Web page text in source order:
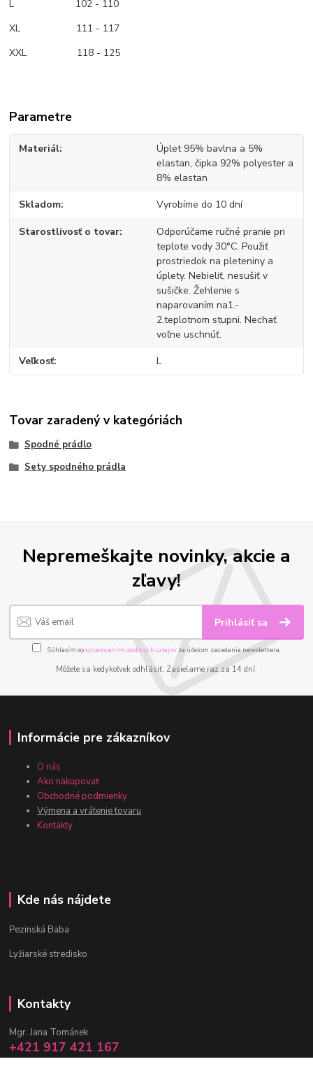
L 102 - 110
XL 111 - 117
XXL 118 - 125
Parametre
Materiál
Úplet 95% bavlna a 5%
elastan, čipka 92% polyester a
8% elastan
Skladom Vyrobíme do 10 dní
Starostlivosť o tovar
Odporúčame ručné pranie pri
teplote vody 30°C. Použiť
prostriedok na pleteniny a
úplety. Nebieliť, nesušiť v
sušičke. Žehlenie s
naparovaním na1.-
2.teplotnom stupni. Nechať
voľne uschnúť.
Veľkosť L
Tovar zaradený v kategóriách
Spodné prádlo
Sety spodného prádla
Nepremeškajte novinky, akcie a
zľavy!
Prihlásiť sa
Súhlasím sospracovaním osobných údajov za účelom zasielania newslettera.
Môžete sa kedykoľvek odhlásiť. Zasielame raz za 14 dní.
Informácie pre zákazníkov
O nás
Ako nakupovať
Obchodné podmienky
Výmena a vrátenie tovaru
Kontakty
Kde nás nájdete
Pezinská Baba
Lyžiarské stredisko
Kontakty
Mgr. Jana Tománek
+421 917 421 167
(Po-Pia, 10 -17 hod.)